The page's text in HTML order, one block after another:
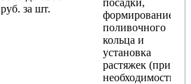
руб. за шт.
формирование
поливочного
кольца и
установка
растяжек (при
необходимости)